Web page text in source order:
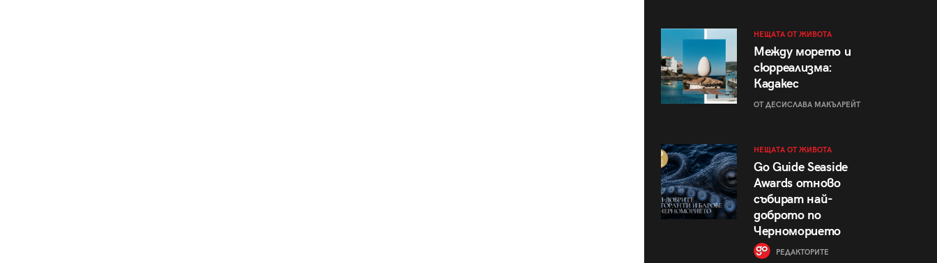
НЕЩАТА ОТ ЖИВОТА
Между морето и
сюрреализма:
Кадакес
ОТ ДЕСИСЛАВА МАКЪЛРЕЙТ
НЕЩАТА ОТ ЖИВОТА
Go Guide Seaside
Awards отново
събират най-
доброто по
Черноморието
РЕДАКТОРИТЕ